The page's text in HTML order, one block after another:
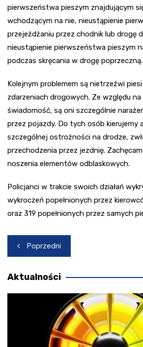
pierwszeństwa pieszym znajdującym
wchodzącym na nie, nieustąpienie
przejeżdżaniu przez chodnik lub drogę
nieustąpienie pierwszeństwa pieszym
podczas skręcania w drogę poprzeczną.
Kolejnym problemem są nietrzeźwi
zdarzeniach drogowych. Ze względu
świadomość, są oni szczególnie
przez pojazdy. Do tych osób kierujemy
szczególnej ostrożności na drodze,
przechodzenia przez jezdnię.
noszenia elementów odblaskowych.
Policjanci w trakcie swoich działań
wykroczeń popełnionych przez
oraz 319 popełnionych przez samych
Nawigacja
wpisu
Poprzedni
Aktualności